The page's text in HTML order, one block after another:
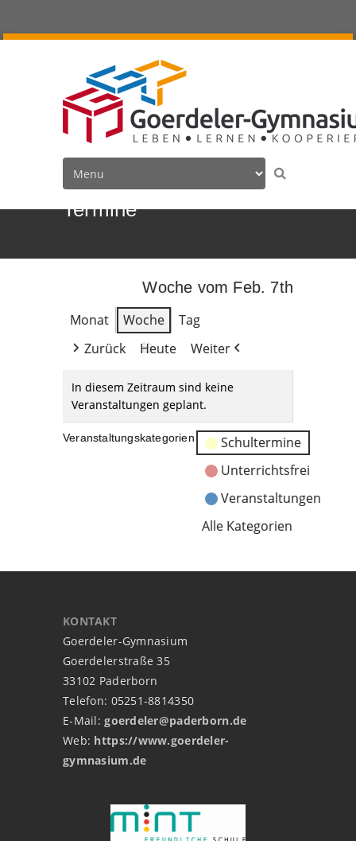
Termine
Woche vom Feb. 7th
Monat
Woche
Tag
Zurück
Heute Weiter
In diesem Zeitraum sind keine
Veranstaltungen geplant.
Veranstaltungskategorien
Schultermine
Unterrichtsfrei
Veranstaltungen
Alle Kategorien
KONTAKT
Goerdeler-Gymnasium
Goerdelerstraße 35
33102 Paderborn
Telefon: 05251-8814350
E-Mail:goerdeler@paderborn.de
Web: https://www.goerdeler-
gymnasium.de